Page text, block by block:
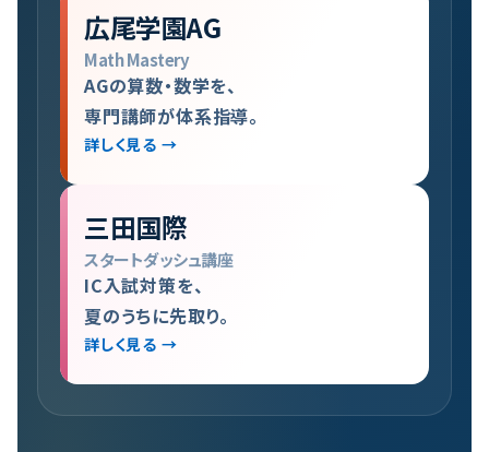
広尾学園AG
Math Mastery
AGの算数・数学を、
専門講師が体系指導。
詳しく見る →
三田国際
スタートダッシュ講座
IC入試対策を、
夏のうちに先取り。
詳しく見る →